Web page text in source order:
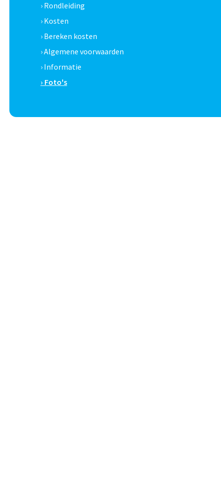
› Rondleiding
› Kosten
› Bereken kosten
› Algemene voorwaarden
› Informatie
› Foto's